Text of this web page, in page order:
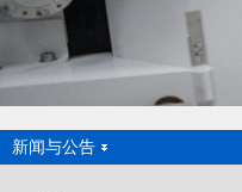
新闻与公告